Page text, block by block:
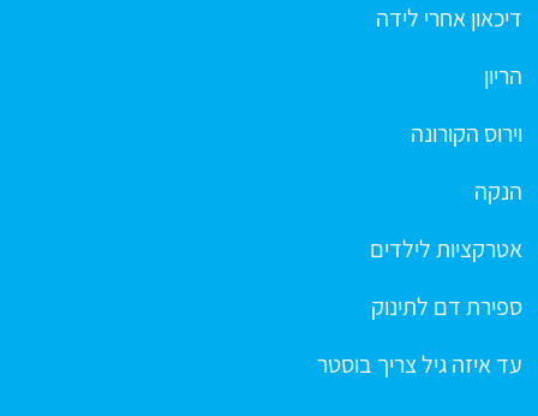
דיכאון אחרי לידה
הריון
וירוס הקורונה
הנקה
אטרקציות לילדים
ספירת דם לתינוק
עד איזה גיל צריך בוסטר